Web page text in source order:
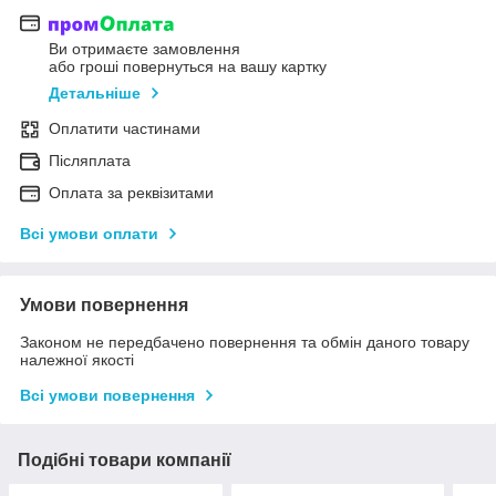
Ви отримаєте замовлення
або гроші повернуться на вашу картку
Детальніше
Оплатити частинами
Післяплата
Оплата за реквізитами
Всі умови оплати
Умови повернення
Законом не передбачено повернення та обмін даного товару
належної якості
Всі умови повернення
Подібні товари компанії